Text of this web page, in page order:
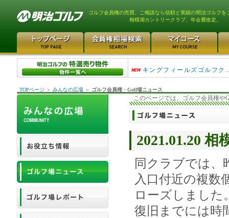
ゴルフ会員権の売買、ご相談なら信頼と実績の明治ゴルフを
相模湖カントリークラブ、年会費改定。
高坂カントリークラブ
キングフィールズゴルフク
TOPページ ＞ みんなの広場 ＞ ゴルフ会員権・Golf場ニュース
このページでは、ゴルフ会員権や
2021.01.20
同クラブでは、
入口付近の複数
ローズしました
復旧までには時